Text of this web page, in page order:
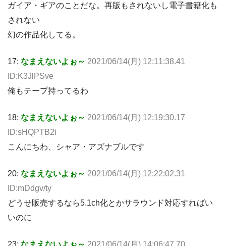
ガイア・ギアのことだな。再版もされないし電子書籍化も
されない
幻の作品化してる。
17: なまえないよぉ～ 2021/06/14(月) 12:11:38.41
ID:K3JlPSve
俺もテープ持ってるわ
18: なまえないよぉ～ 2021/06/14(月) 12:19:30.17
ID:sHQPTB2i
こんにちわ、シャア・アズナブルです
20: なまえないよぉ～ 2021/06/14(月) 12:22:02.31
ID:mDdgv/ty
どうせ販売するなら5.1ch化とかサラウンド対応すればい
いのに
23: なまえないよぉ～ 2021/06/14(月) 14:06:47.70